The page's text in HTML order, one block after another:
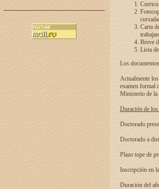
Carta
Breve
Lista
Los
Actualmente
examen formal
Ministerio de la
Duración de
Doctorado
Doctorado a
Plazo tope de
Inscripción en
Duración del